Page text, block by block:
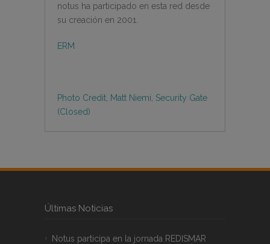
notus ha participado en esta red desde
su creación en 2001.
ERM
Photo Credit, Matt Niemi, Security Gate
(Closed)
Últimas Noticias
Notus participa en la jornada REDISMAR